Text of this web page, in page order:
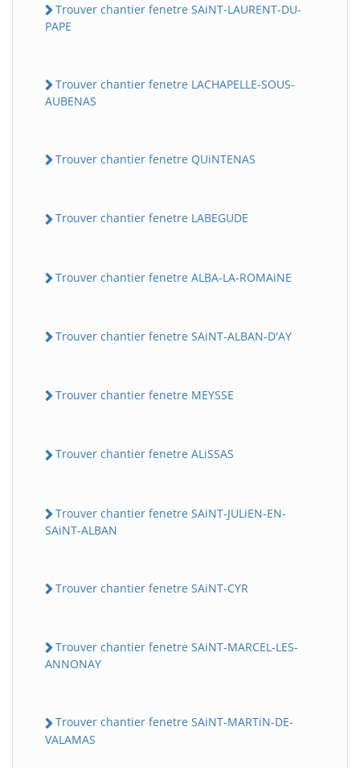
Trouver chantier fenetre SAiNT-LAURENT-DU-
PAPE
Trouver chantier fenetre LACHAPELLE-SOUS-
AUBENAS
Trouver chantier fenetre QUiNTENAS
Trouver chantier fenetre LABEGUDE
Trouver chantier fenetre ALBA-LA-ROMAiNE
Trouver chantier fenetre SAiNT-ALBAN-D'AY
Trouver chantier fenetre MEYSSE
Trouver chantier fenetre ALiSSAS
Trouver chantier fenetre SAiNT-JULiEN-EN-
SAiNT-ALBAN
Trouver chantier fenetre SAiNT-CYR
Trouver chantier fenetre SAiNT-MARCEL-LES-
ANNONAY
Trouver chantier fenetre SAiNT-MARTiN-DE-
VALAMAS